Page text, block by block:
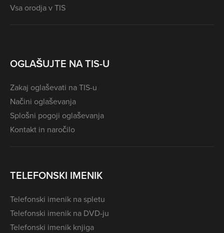
Vsa orodja v TIS
OGLAŠUJTE NA TIS-U
Zakaj oglaševati na TIS-u
Načini oglaševanja
Splošni pogoji oglaševanja
Kontakt in naročilo
TELEFONSKI IMENIK
Telefonski imenik na spletu
Telefonski imenik na DVD-ju
Telefonski imenik knjiga